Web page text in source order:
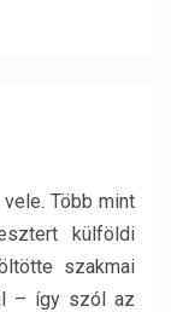
Több mint
külföldi
szakmai
– így szól az